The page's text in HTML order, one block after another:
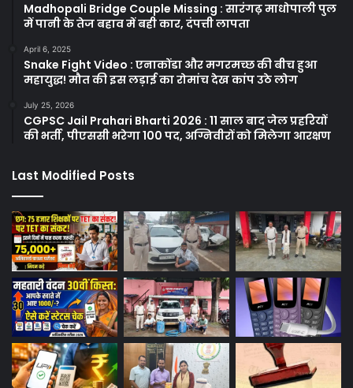
Madhopali Bridge Couple Missing : सारंगढ़ माधोपाली पुल
में पानी के तेज बहाव में बही कार, दंपत्ती लापता
April 6, 2025
Snake Fight Video : एनाकोंडा और मगरमच्छ की बीच हुआ
महायुद्ध! मौत की इस लड़ाई का रोमांच देख कांप उठे लोग
July 25, 2026
CGPSC Jail Prahari Bharti 2026 : 11 साल बाद जेल प्रहरियों
की भर्ती, पीएससी भरेगा 100 पद, अग्निवीरों को मिलेगा आरक्षण
Last Modified Posts